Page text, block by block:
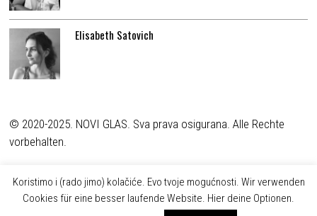
Elisabeth Satovich
© 2020-2025. NOVI GLAS. Sva prava osigurana. Alle Rechte
vorbehalten.
Koristimo i (rado jimo) kolačiće. Evo tvoje mogućnosti. Wir verwenden
Cookies für eine besser laufende Website. Hier deine Optionen.